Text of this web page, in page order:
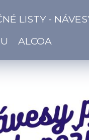
LISTY -
ALCOA